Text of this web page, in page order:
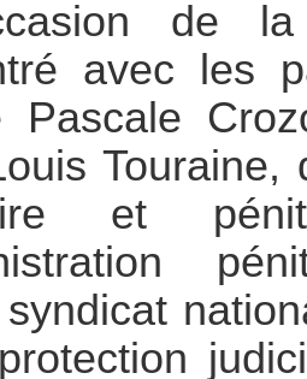
de la
avec les
Pascale
et